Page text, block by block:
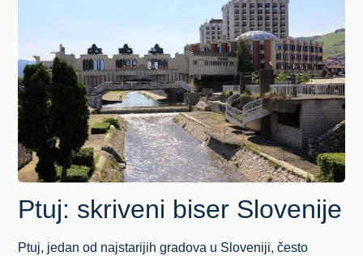
Ptuj: skriveni biser Slovenije
Ptuj, jedan od najstarijih gradova u Sloveniji, često